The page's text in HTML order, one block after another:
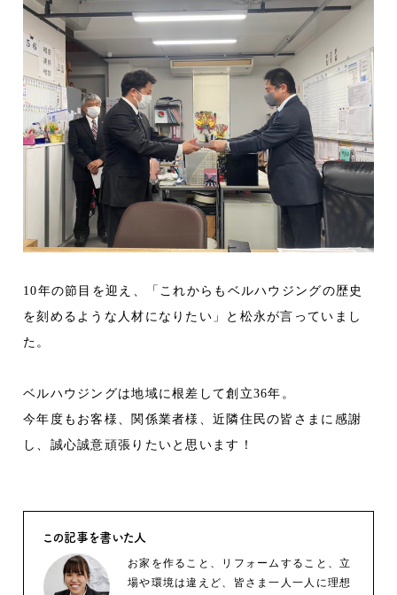
10年の節目を迎え、「これからもベルハウジングの歴史
を刻めるような人材になりたい」と松永が言っていまし
た。
ベルハウジングは地域に根差して創立36年。
今年度もお客様、関係業者様、近隣住民の皆さまに感謝
し、誠心誠意頑張りたいと思います！
この記事を書いた人
お家を作ること、リフォームすること、立
場や環境は違えど、皆さま一人一人に理想